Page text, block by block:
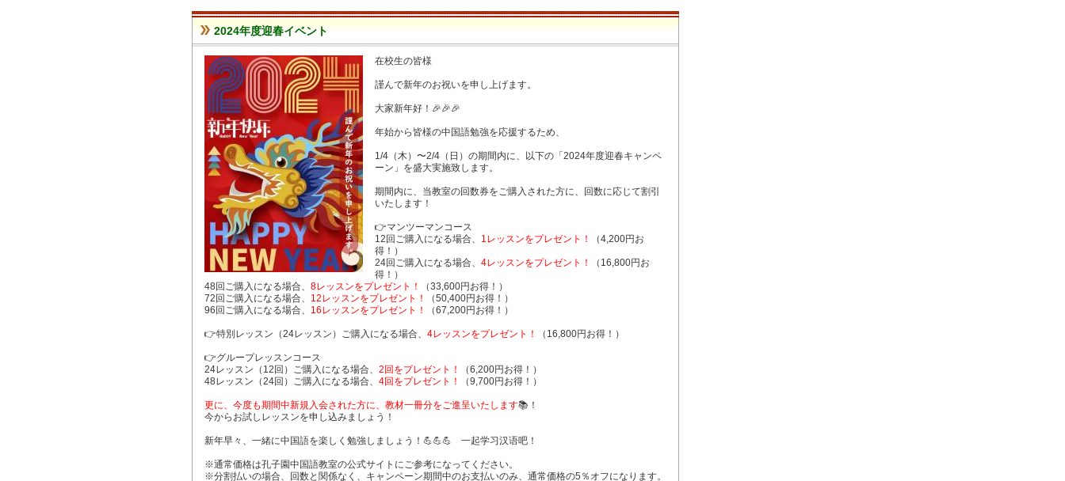
2024年度迎春イベント
在校生の皆様
謹んで新年のお祝いを申し上げます。
大家新年好！🎉🎉🎉
年始から皆様の中国語勉強を応援するため、
1/4（木）〜2/4（日）の期間内に、以下の「2024年度迎春キャンペ
ーン」を盛大実施致します。
期間内に、当教室の回数券をご購入された方に、回数に応じて割引
いたします！
👉マンツーマンコース
12回ご購入になる場合、 1レッスンをプレゼント！
（4,200円お
得！）
24回ご購入になる場合、 4レッスンをプレゼント！
（16,800円お
得！）
48回ご購入になる場合、 8レッスンをプレゼント！
（33,600円お得！）
72回ご購入になる場合、 12レッスンをプレゼント！
（50,400円お得！）
96回ご購入になる場合、 16レッスンをプレゼント！ （67,200円お得！）
👉特別レッスン（24レッスン）ご購入になる場合、 4レッスンをプレゼント！ （16,800円お得！）
👉グループレッスンコース
24レッスン（12回）ご購入になる場合、 2回をプレゼント！
（6,200円お得！）
48レッスン（24回）ご購入になる場合、 4回をプレゼント！ （9,700円お得！）
更に、今度も期間中新規入会された方に、教材一冊分をご進呈いたします📚！
今からお試しレッスンを申し込みましょう！
新年早々、一緒に中国語を楽しく勉強しましょう！💪💪💪 一起学习汉语吧！
※通常価格は孔子園中国語教室の公式サイトにご参考になってください。
※分割払いの場合、回数と関係なく、キャンペーン期間中のお支払いのみ、通常価格の5％オフになります。